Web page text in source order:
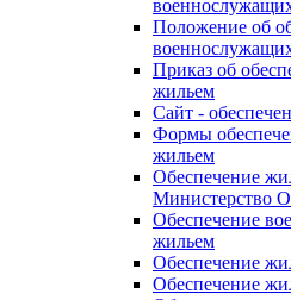
Положение об
Приказ об
жильем
Сайт -
Формы
жильем
Обеспечение
Министерство
Обеспечение
жильем
Обеспечение
Обеспечение